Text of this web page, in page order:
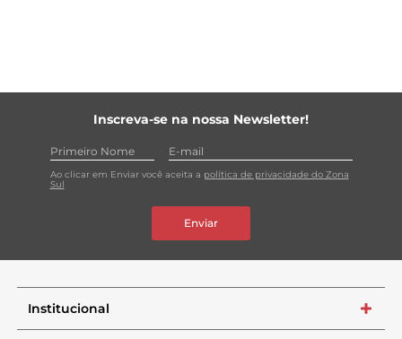
Inscreva-se na nossa Newsletter!
Ao clicar em Enviar você aceita a política de privacidade do Zona
Sul
Enviar
Institucional +